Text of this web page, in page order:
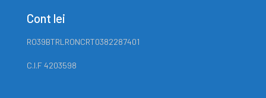
Cont lei
RO39BTRLRONCRT0382287401
C.I.F 4203598